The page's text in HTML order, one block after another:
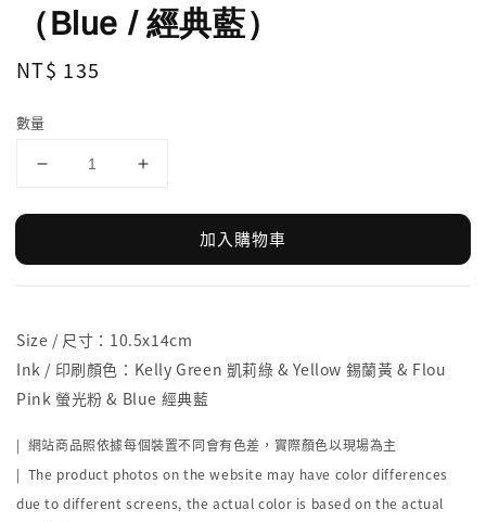
（Blue / 經典藍）
Regular
NT$ 135
數量
加入購物車
Size / 尺寸：10.5x14cm
Ink / 印刷顏色：Kelly Green 凱莉綠 & Yellow 錫蘭黃 & Flou
Pink 螢光粉 & Blue 經典藍
| 網站商品照依據每個裝置不同會有色差，實際顏色以現場為主
| The product photos on the website may have color differences
due to different screens, the actual color is based on the actual